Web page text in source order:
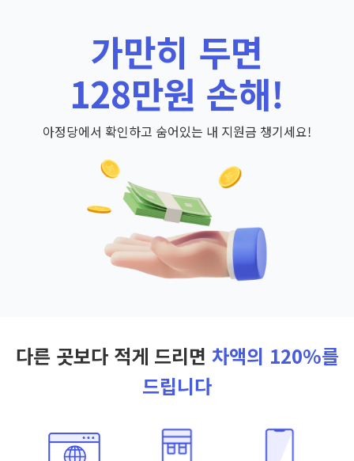
가만히 두면
128만원 손해!
아정당에서 확인하고 숨어있는 내 지원금 챙기세요!
다른 곳보다 적게 드리면 차액의 120%를
드립니다